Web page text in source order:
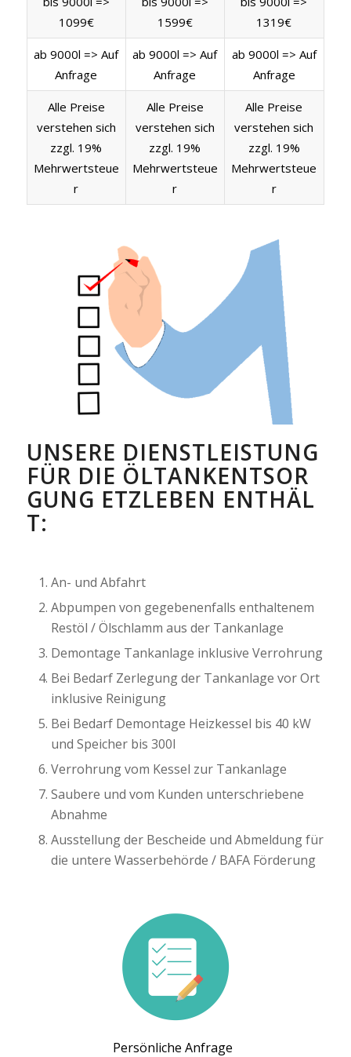
1099€
1599€
1319€
ab 9000l => Auf
Anfrage
ab 9000l => Auf
Anfrage
ab 9000l => Auf
Anfrage
Alle Preise
verstehen sich
zzgl. 19%
Mehrwertsteue
r
Alle Preise
verstehen sich
zzgl. 19%
Mehrwertsteue
r
Alle Preise
verstehen sich
zzgl. 19%
Mehrwertsteue
r
UNSERE DIENSTLEISTUNG
FÜR DIE ÖLTANKENTSOR
GUNG ETZLEBEN ENTHÄL
T:
An- und Abfahrt
Abpumpen von gegebenenfalls enthaltenem
Restöl / Ölschlamm aus der Tankanlage
Demontage Tankanlage inklusive Verrohrung
Bei Bedarf Zerlegung der Tankanlage vor Ort
inklusive Reinigung
Bei Bedarf Demontage Heizkessel bis 40 kW
und Speicher bis 300l
Verrohrung vom Kessel zur Tankanlage
Saubere und vom Kunden unterschriebene
Abnahme
Ausstellung der Bescheide und Abmeldung für
die untere Wasserbehörde / BAFA Förderung
Persönliche Anfrage